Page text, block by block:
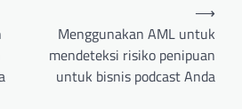
Menggunakan AML untuk
mendeteksi risiko penipuan
untuk bisnis podcast Anda
⟶